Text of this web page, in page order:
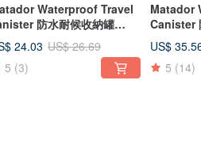
Waterproof Travel
防水耐候收納罐
24.03 US$ 26.69
5 (3)
Matador
Canister
隨身藥盒
US$
5 (14)